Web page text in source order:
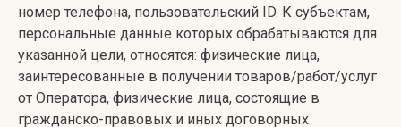
номер телефона, пользовательский ID. К субъектам,
персональные данные которых обрабатываются для
указанной цели, относятся: физические лица,
заинтересованные в получении товаров/работ/услуг
от Оператора, физические лица, состоящие в
гражданско-правовых и иных договорных